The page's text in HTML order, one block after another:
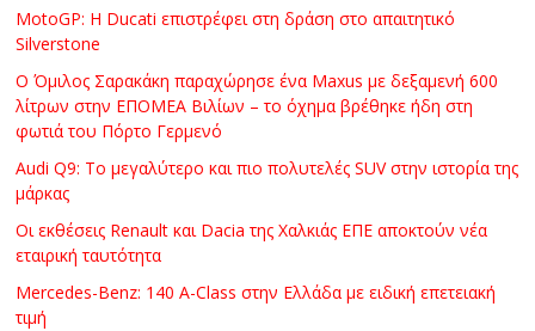
E
MotoGP: Η Ducati επιστρέφει στη δράση στο απαιτητικό
Silverstone
Ο Όμιλος Σαρακάκη παραχώρησε ένα Maxus με δεξαμενή 600
λίτρων στην ΕΠΟΜΕΑ Βιλίων – το όχημα βρέθηκε ήδη στη
φωτιά του Πόρτο Γερμενό
Audi Q9: Το μεγαλύτερο και πιο πολυτελές SUV στην ιστορία της
μάρκας
Οι εκθέσεις Renault και Dacia της Χαλκιάς ΕΠΕ αποκτούν νέα
εταιρική ταυτότητα
Mercedes-Benz: 140 A-Class στην Ελλάδα με ειδική επετειακή
τιμή